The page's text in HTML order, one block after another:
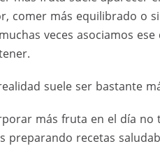
comer más equilibrado o
veces asociamos
suele ser bastante
más fruta en el día no
preparando recetas